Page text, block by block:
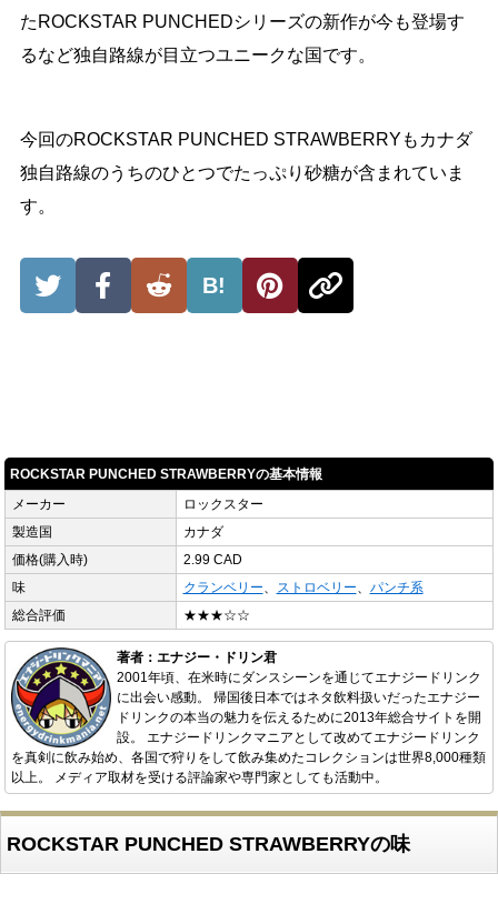
たROCKSTAR PUNCHEDシリーズの新作が今も登場す
るなど独自路線が目立つユニークな国です。
今回のROCKSTAR PUNCHED STRAWBERRYもカナダ
独自路線のうちのひとつでたっぷり砂糖が含まれていま
す。
B!
ROCKSTAR PUNCHED STRAWBERRYの基本情報
メーカー
ロックスター
製造国
カナダ
価格(購入時)
2.99 CAD
味
クランベリー、 ストロベリー、 パンチ系
総合評価
★★★☆☆
著者：エナジー・ドリン君
2001年頃、在米時にダンスシーンを通じてエナジードリンク
に出会い感動。 帰国後日本ではネタ飲料扱いだったエナジー
ドリンクの本当の魅力を伝えるために2013年総合サイトを開
設。 エナジードリンクマニアとして改めてエナジードリンク
を真剣に飲み始め、各国で狩りをして飲み集めたコレクションは世界8,000種類
以上。 メディア取材を受ける評論家や専門家としても活動中。
ROCKSTAR PUNCHED STRAWBERRYの味